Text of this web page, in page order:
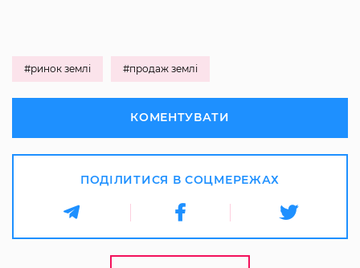
#ринок землі #продаж землі
КОМЕНТУВАТИ
ПОДІЛИТИСЯ В СОЦМЕРЕЖАХ